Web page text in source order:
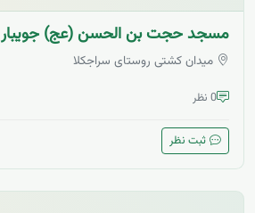
مسجد حجت بن الحسن (عج) جویبار
میدان کشتی روستای سراجکلا
0 نظر
ثبت نظر